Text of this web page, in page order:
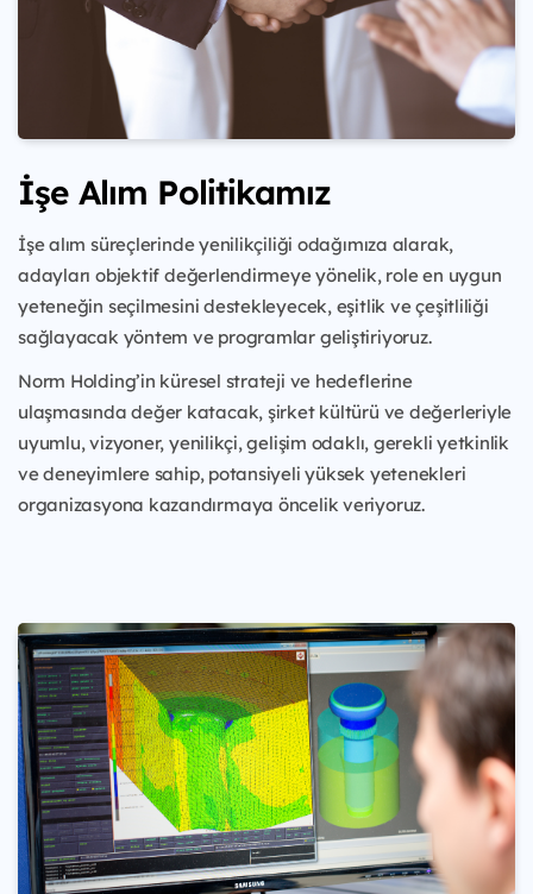
İşe Alım Politikamız
İşe alım süreçlerinde yenilikçiliği odağımıza alarak,
adayları objektif değerlendirmeye yönelik, role en uygun
yeteneğin seçilmesini destekleyecek, eşitlik ve çeşitliliği
sağlayacak yöntem ve programlar geliştiriyoruz.
Norm Holding’in küresel strateji ve hedeflerine
ulaşmasında değer katacak, şirket kültürü ve değerleriyle
uyumlu, vizyoner, yenilikçi, gelişim odaklı, gerekli yetkinlik
ve deneyimlere sahip, potansiyeli yüksek yetenekleri
organizasyona kazandırmaya öncelik veriyoruz.